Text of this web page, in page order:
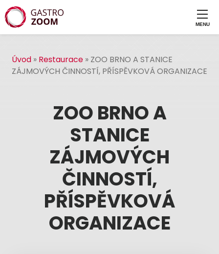
Úvod » Restaurace » ZOO BRNO A STANICE
ZÁJMOVÝCH ČINNOSTÍ, PŘÍSPĚVKOVÁ ORGANIZACE
ZOO BRNO A
STANICE
ZÁJMOVÝCH
ČINNOSTÍ,
PŘÍSPĚVKOVÁ
ORGANIZACE